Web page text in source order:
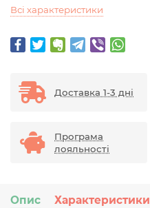
Всі характеристики
Доставка 1-3 дні
Програма
лояльності
Опис Характеристики